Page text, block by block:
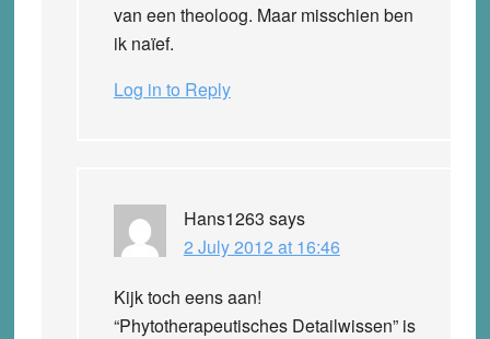
van een theoloog. Maar misschien ben
ik naïef.
Log in to Reply
Hans1263 says
2 July 2012 at 16:46
Kijk toch eens aan!
“Phytotherapeutisches Detailwissen” is